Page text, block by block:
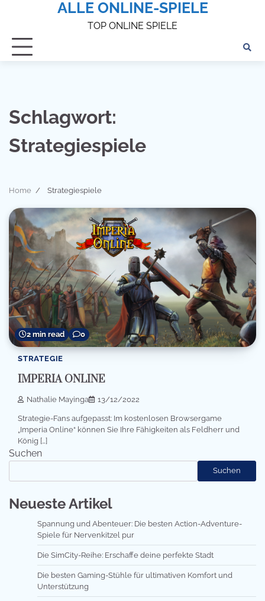
ALLE ONLINE-SPIELE
TOP ONLINE SPIELE
Schlagwort:
Strategiespiele
Home Strategiespiele
2 min read 0
STRATEGIE
IMPERIA ONLINE
Nathalie Mayinga 13/12/2022
Strategie-Fans aufgepasst: Im kostenlosen Browsergame
„Imperia Online“ können Sie Ihre Fähigkeiten als Feldherr und
König […]
Suchen
Suchen
Neueste Artikel
Spannung und Abenteuer: Die besten Action-Adventure-
Spiele für Nervenkitzel pur
Die SimCity-Reihe: Erschaffe deine perfekte Stadt
Die besten Gaming-Stühle für ultimativen Komfort und
Unterstützung